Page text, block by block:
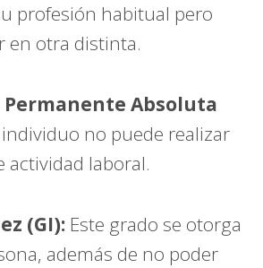
profesión habitual pero
en otra distinta.
Absoluta
no puede realizar
actividad laboral.
(GI): Este grado se otorga
además de no poder